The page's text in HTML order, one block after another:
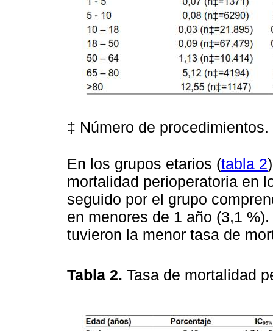
‡ Número de procedimientos.
En los grupos etarios (tabla 2
mortalidad perioperatoria en
seguido por el grupo
en menores de 1 año (3,1
tuvieron la menor tasa de
Tabla 2. Tasa de mortalidad